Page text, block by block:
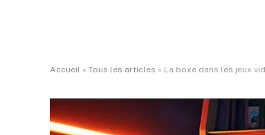
Accueil » Tous les articles » La boxe dans les jeux